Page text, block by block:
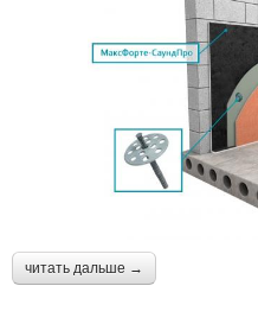
читать дальше →